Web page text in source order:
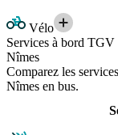
Vélo
Services à bord
Nîmes
Comparez les
Nîmes en bus.